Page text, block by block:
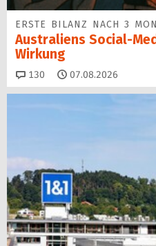
ERSTE BILANZ NACH 3
Australiens Social-
Wirkung
130 Kommentare
07.08.2026